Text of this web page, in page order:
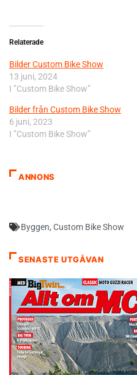
Relaterade
Bilder Custom Bike Show
13 juni, 2024
I ”Custom Bike Show”
Bilder från Custom Bike Show
6 juni, 2023
I ”Custom Bike Show”
ANNONS
Byggen, Custom Bike Show
SENASTE UTGÅVAN